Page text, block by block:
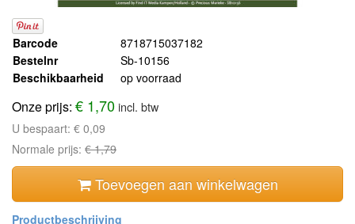
Barcode
8718715037182
Bestelnr
Sb-10156
Beschikbaarheid
op voorraad
Onze prijs: € 1,70incl. btw
U bespaart: € 0,09
Normale prijs: € 1,79
Toevoegen aan winkelwagen